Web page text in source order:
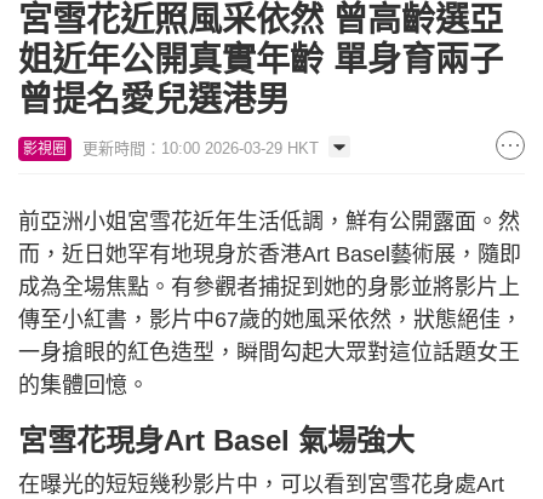
宮雪花近照風采依然 曾高齡選亞
姐近年公開真實年齡 單身育兩子
曾提名愛兒選港男
影視圈 更新時間：10:00 2026-03-29 HKT
前亞洲小姐宮雪花近年生活低調，鮮有公開露面。然
而，近日她罕有地現身於香港Art Basel藝術展，隨即
成為全場焦點。有參觀者捕捉到她的身影並將影片上
傳至小紅書，影片中67歲的她風采依然，狀態絕佳，
一身搶眼的紅色造型，瞬間勾起大眾對這位話題女王
的集體回憶。
宮雪花現身Art Basel 氣場強大
在曝光的短短幾秒影片中，可以看到宮雪花身處Art